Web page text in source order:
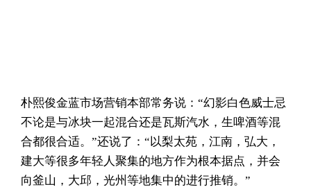
朴熙俊金蓝市场营销本部常务说：“幻影白色威士忌
不论是与冰块一起混合还是瓦斯汽水，生啤酒等混
合都很合适。”还说了：“以梨太苑，江南，弘大，
建大等很多年轻人聚集的地方作为根本据点，并会
向釜山，大邱，光州等地集中的进行推销。”